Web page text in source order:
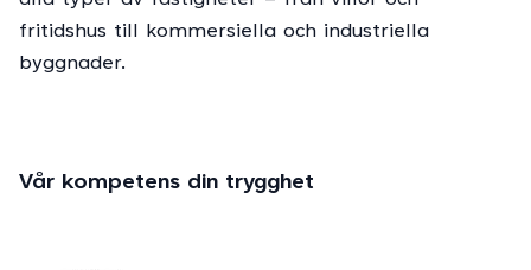
fritidshus till kommersiella och industriella
byggnader.
Vår kompetens din trygghet